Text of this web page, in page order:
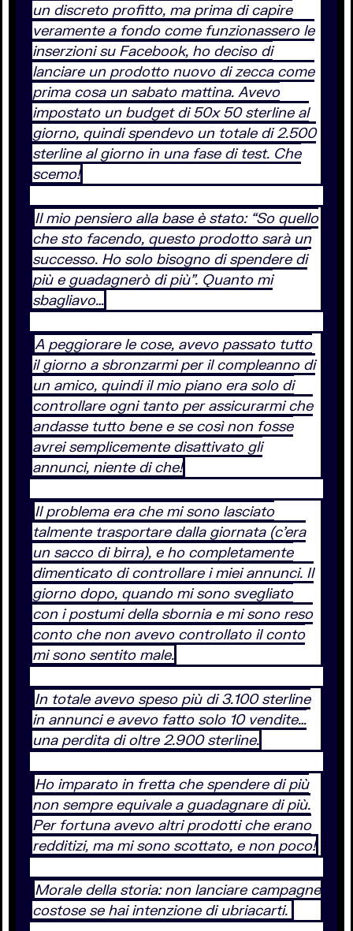
un discreto profitto, ma prima di capire
veramente a fondo come funzionassero le
inserzioni su Facebook, ho deciso di
lanciare un prodotto nuovo di zecca come
prima cosa un sabato mattina. Avevo
impostato un budget di 50x 50 sterline al
giorno, quindi spendevo un totale di 2.500
sterline al giorno in una fase di test. Che
scemo!
Il mio pensiero alla base è stato: “So quello
che sto facendo, questo prodotto sarà un
successo. Ho solo bisogno di spendere di
più e guadagnerò di più”. Quanto mi
sbagliavo…
A peggiorare le cose, avevo passato tutto
il giorno a sbronzarmi per il compleanno di
un amico, quindi il mio piano era solo di
controllare ogni tanto per assicurarmi che
andasse tutto bene e se così non fosse
avrei semplicemente disattivato gli
annunci, niente di che!
Il problema era che mi sono lasciato
talmente trasportare dalla giornata (c’era
un sacco di birra), e ho completamente
dimenticato di controllare i miei annunci. Il
giorno dopo, quando mi sono svegliato
con i postumi della sbornia e mi sono reso
conto che non avevo controllato il conto
mi sono sentito male.
In totale avevo speso più di 3.100 sterline
in annunci e avevo fatto solo 10 vendite…
una perdita di oltre 2.900 sterline.
Ho imparato in fretta che spendere di più
non sempre equivale a guadagnare di più.
Per fortuna avevo altri prodotti che erano
redditizi, ma mi sono scottato, e non poco!
Morale della storia: non lanciare campagne
costose se hai intenzione di ubriacarti.